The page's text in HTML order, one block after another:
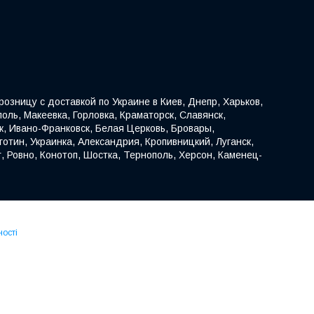
с доставкой по Украине в Киев, Днепр, Харьков,
Макеевка, Горловка, Краматорск, Славянск,
Ивано-Франковск, Белая Церковь, Бровары,
Украинка, Александрия, Кропивницкий, Луганск,
Ровно, Конотоп, Шостка, Тернополь, Херсон, Каменец-